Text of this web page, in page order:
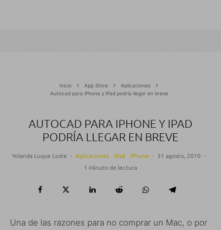
Inicio App Store
Aplicaciones
Autocad para iPhone y iPad podría llegar en breve
AUTOCAD PARA IPHONE Y IPAD
PODRÍA LLEGAR EN BREVE
Yolanda Luque Loste · Aplicaciones iPad iPhone · 31 agosto, 2010 ·
1 Minuto de lectura
Una de las razones para no comprar un Mac, o por